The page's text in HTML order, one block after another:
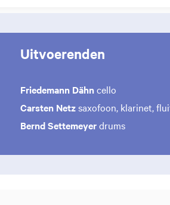
Uitvoerenden
Friedemann Dähncello
Carsten Netzsaxofoon, klarinet,
Bernd Settemeyerdrums